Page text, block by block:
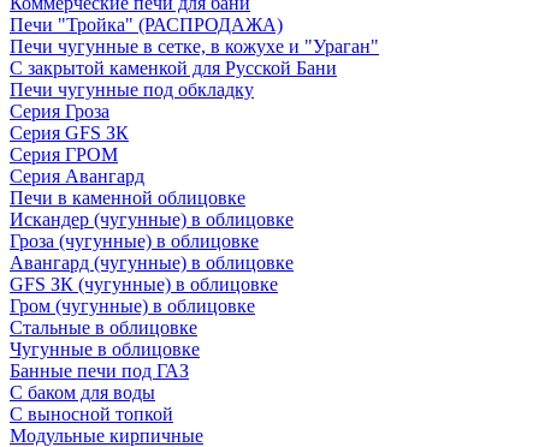
Печи "Тройка" (РАСПРОДАЖА)
Печи чугунные в сетке, в кожухе и "Ураган"
С закрытой каменкой для Русской Бани
Печи чугунные под обкладку
Серия Гроза
Серия GFS ЗК
Серия ГРОМ
Серия Авангард
Печи в каменной облицовке
Искандер (чугунные) в облицовке
Гроза (чугунные) в облицовке
Авангард (чугунные) в облицовке
GFS ЗК (чугунные) в облицовке
Гром (чугунные) в облицовке
Стальные в облицовке
Чугунные в облицовке
Банные печи под ГАЗ
С баком для воды
С выносной топкой
Модульные кирпичные